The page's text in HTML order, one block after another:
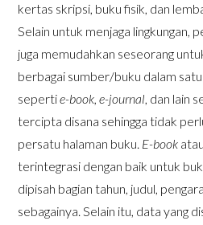
kertas skripsi, buku fisik, dan
Selain untuk menjaga lingkungan,
juga memudahkan seseorang
berbagai sumber/buku dalam
sepertie-book, e-journal, dan lain
tercipta disana sehingga tidak
persatu halaman buku. E-bookatau
terintegrasi dengan baik untuk
dipisah bagian tahun, judul,
sebagainya. Selain itu, data yang